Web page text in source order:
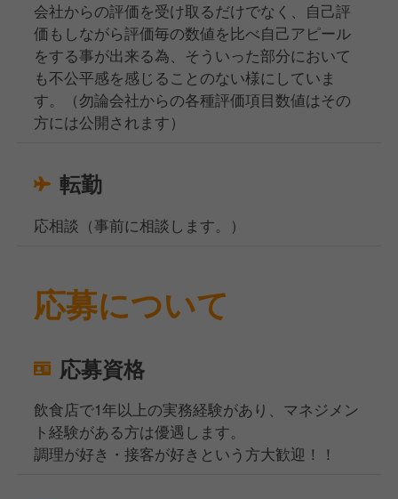
会社からの評価を受け取るだけでなく、自己評
価もしながら評価毎の数値を比べ自己アピール
をする事が出来る為、そういった部分において
も不公平感を感じることのない様にしていま
す。（勿論会社からの各種評価項目数値はその
方には公開されます）
転勤
応相談（事前に相談します。）
応募について
応募資格
飲食店で1年以上の実務経験があり、マネジメン
ト経験がある方は優遇します。
調理が好き・接客が好きという方大歓迎！！